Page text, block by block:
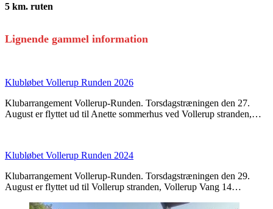
5 km. ruten
Lignende gammel information
Klubløbet Vollerup Runden 2026
Klubarrangement Vollerup-Runden. Torsdagstræningen den 27.
August er flyttet ud til Anette sommerhus ved Vollerup stranden,…
Klubløbet Vollerup Runden 2024
Klubarrangement Vollerup-Runden. Torsdagstræningen den 29.
August er flyttet ud til Vollerup stranden, Vollerup Vang 14…